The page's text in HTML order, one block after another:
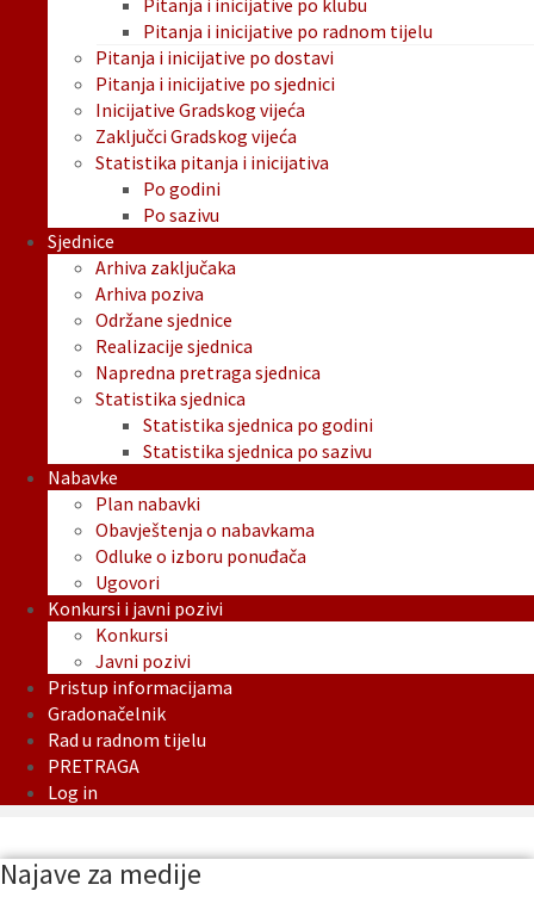
Pitanja i inicijative po klubu
Pitanja i inicijative po radnom tijelu
Pitanja i inicijative po dostavi
Pitanja i inicijative po sjednici
Inicijative Gradskog vijeća
Zaključci Gradskog vijeća
Statistika pitanja i inicijativa
Po godini
Po sazivu
Sjednice
Arhiva zaključaka
Arhiva poziva
Održane sjednice
Realizacije sjednica
Napredna pretraga sjednica
Statistika sjednica
Statistika sjednica po godini
Statistika sjednica po sazivu
Nabavke
Plan nabavki
Obavještenja o nabavkama
Odluke o izboru ponuđača
Ugovori
Konkursi i javni pozivi
Konkursi
Javni pozivi
Pristup informacijama
Gradonačelnik
Rad u radnom tijelu
PRETRAGA
Log in
Najave za medije